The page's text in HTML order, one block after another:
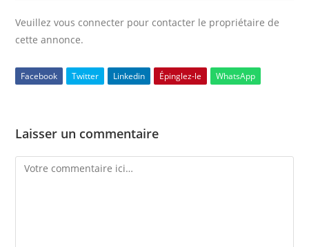
Veuillez vous connecter pour contacter le propriétaire de
cette annonce.
Facebook Twitter Linkedin Épinglez-le WhatsApp
Laisser un commentaire